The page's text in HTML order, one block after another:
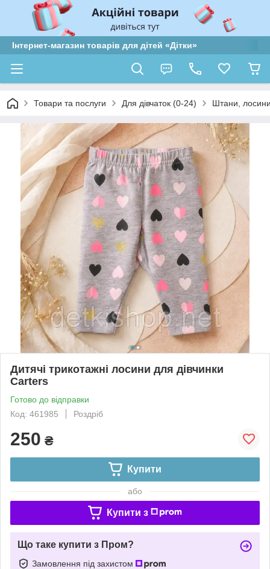
Інтернет-магазин товарів для дітей «Дітки»
Товари та послуги Для дівчаток (0-24) Штани,
Дитячі трикотажні лосини для дівчинки
Carters
Готово до відправки
Код: 461985
Роздріб
250 ₴
Купити
або
Купити з
Що таке купити з Пром?
Замовлення під захистом